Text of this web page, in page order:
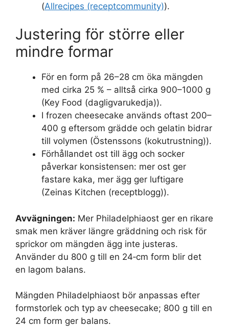
(Allrecipes (receptcommunity)).
Justering för större eller
mindre formar
För en form på 26–28 cm öka mängden
med cirka 25 % – alltså cirka 900–1000 g
(Key Food (dagligvarukedja)).
I frozen cheesecake används oftast 200–
400 g eftersom grädde och gelatin bidrar
till volymen (Östenssons (kokutrustning)).
Förhållandet ost till ägg och socker
påverkar konsistensen: mer ost ger
fastare kaka, mer ägg ger luftigare
(Zeinas Kitchen (receptblogg)).
Avvägningen: Mer Philadelphiaost ger en rikare
smak men kräver längre gräddning och risk för
sprickor om mängden ägg inte justeras.
Använder du 800 g till en 24‑cm form blir det
en lagom balans.
Mängden Philadelphiaost bör anpassas efter
formstorlek och typ av cheesecake; 800 g till en
24 cm form ger balans.